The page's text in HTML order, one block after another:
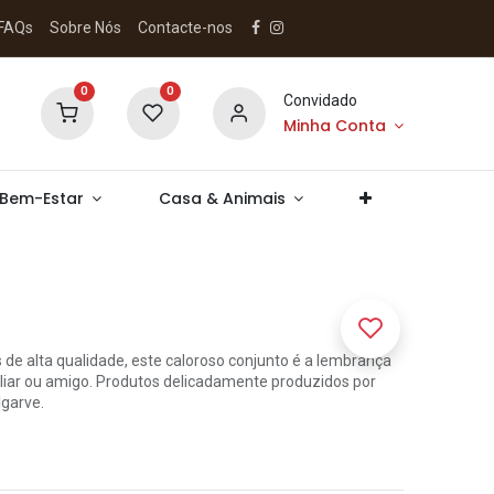
FAQs Sobre Nós Contacte-nos
0 0
Convidado
Minha Conta
Estar Casa & Animais
alta qualidade, este caloroso conjunto é a lembrança
ou amigo. Produtos delicadamente produzidos por